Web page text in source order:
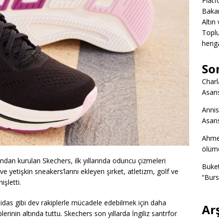
kurulan Skechers, ilk yıllarında oduncu çizmeleri
yetişkin sneakers’larını ekleyen şirket, atletizm, golf ve
gibi dev rakiplerle mücadele edebilmek için daha
altında tuttu. Skechers son yıllarda İngiliz santrfor
Annis